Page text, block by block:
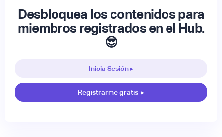
Desbloquea los contenidos para
miembros registrados en el Hub.
😎
Inicia Sesión ▸
Registrarme gratis ▸